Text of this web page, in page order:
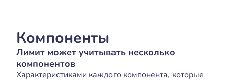
Компоненты
Лимит может учитывать несколько
компонентов
Характеристиками каждого компонента, которые